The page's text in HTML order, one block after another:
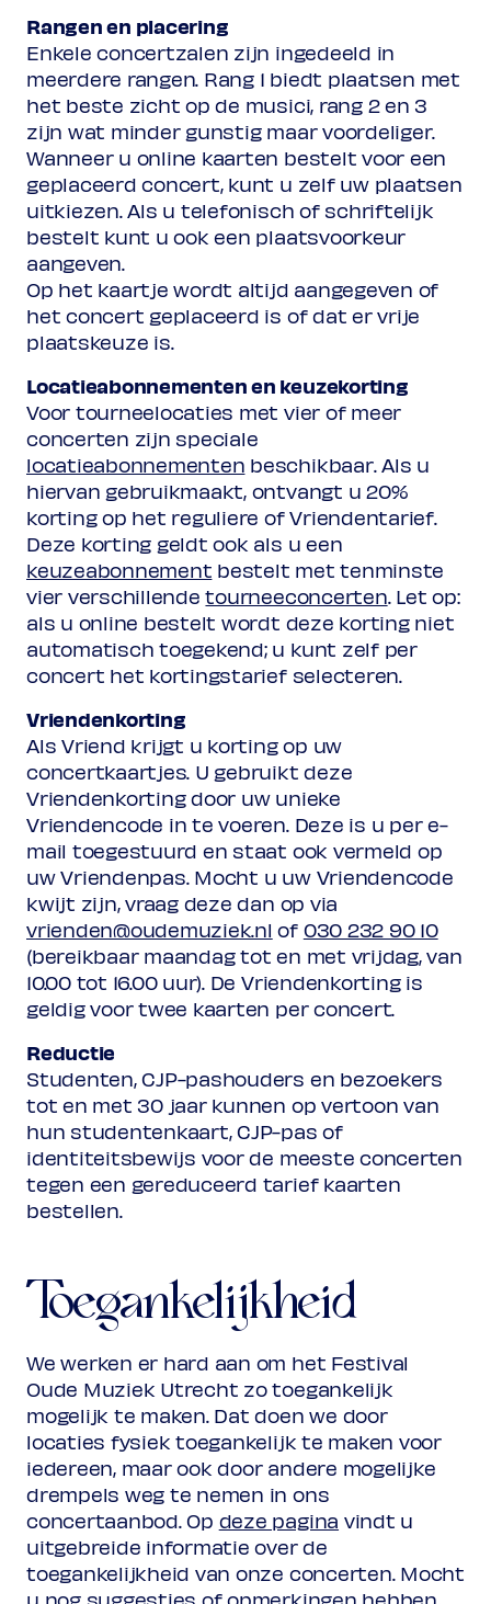
Rangen en placering
Enkele concertzalen zijn ingedeeld in
meerdere rangen. Rang 1 biedt plaatsen met
het beste zicht op de musici, rang 2 en 3
zijn wat minder gunstig maar voordeliger.
Wanneer u online kaarten bestelt voor een
geplaceerd concert, kunt u zelf uw plaatsen
uitkiezen. Als u telefonisch of schriftelijk
bestelt kunt u ook een plaatsvoorkeur
aangeven.
Op het kaartje wordt altijd aangegeven of
het concert geplaceerd is of dat er vrije
plaatskeuze is.
Locatieabonnementen en keuzekorting
Voor tourneelocaties met vier of meer
concerten zijn speciale
locatieabonnementen beschikbaar. Als u
hiervan gebruikmaakt, ontvangt u 20%
korting op het reguliere of Vriendentarief.
Deze korting geldt ook als u een
keuzeabonnement bestelt met tenminste
vier verschillendetourneeconcerten. Let op:
als u online bestelt wordt deze korting niet
automatisch toegekend; u kunt zelf per
concert het kortingstarief selecteren.
Vriendenkorting
Als Vriend krijgt u korting op uw
concertkaartjes. U gebruikt deze
Vriendenkorting door uw unieke
Vriendencode in te voeren. Deze is u per e-
mail toegestuurd en staat ook vermeld op
uw Vriendenpas. Mocht u uw Vriendencode
kwijt zijn, vraag deze dan op via
vrienden@oudemuziek.nl of 030 232 90 10
(bereikbaar maandag tot en met vrijdag, van
10.00 tot 16.00 uur). De Vriendenkorting is
geldig voor twee kaarten per concert.
Reductie
Studenten, CJP-pashouders en bezoekers
tot en met 30 jaar kunnen op vertoon van
hun studentenkaart, CJP-pas of
identiteitsbewijs voor de meeste concerten
tegen een gereduceerd tarief kaarten
bestellen.
Toegankelijkheid
We werken er hard aan om het Festival
Oude Muziek Utrecht zo toegankelijk
mogelijk te maken. Dat doen we door
locaties fysiek toegankelijk te maken voor
iedereen, maar ook door andere mogelijke
drempels weg te nemen in ons
concertaanbod. Op deze pagina vindt u
uitgebreide informatie over de
toegankelijkheid van onze concerten. Mocht
u nog suggesties of opmerkingen hebben,